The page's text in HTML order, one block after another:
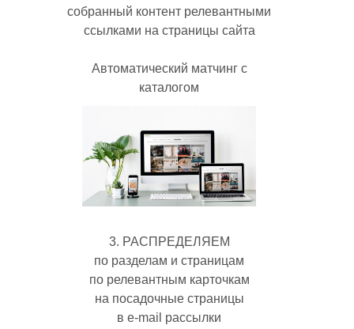
собранный контент релевантными
ссылками на страницы сайта
Автоматический матчинг с
каталогом
3. РАСПРЕДЕЛЯЕМ
по разделам и страницам
по релевантным карточкам
на посадочные страницы
в e-mail рассылки